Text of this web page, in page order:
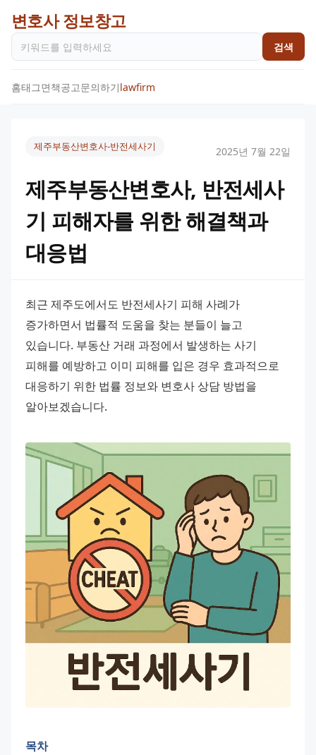
변호사 정보창고
검색
홈태그면책공고문의하기lawfirm
제주부동산변호사-반전세사기 2025년 7월 22일
제주부동산변호사, 반전세사
기 피해자를 위한 해결책과
대응법
최근 제주도에서도 반전세사기 피해 사례가
증가하면서 법률적 도움을 찾는 분들이 늘고
있습니다. 부동산 거래 과정에서 발생하는 사기
피해를 예방하고 이미 피해를 입은 경우 효과적으로
대응하기 위한 법률 정보와 변호사 상담 방법을
알아보겠습니다.
목차